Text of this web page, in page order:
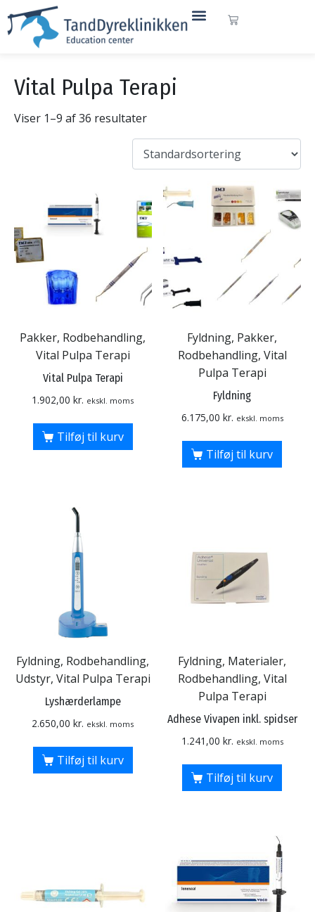
Vital Pulpa Terapi
Viser 1–9 af 36 resultater
Pakker, Rodbehandling,
Vital Pulpa Terapi
Vital Pulpa Terapi
1.902,00kr. ekskl. moms
Tilføj til kurv
Fyldning, Pakker,
Rodbehandling, Vital
Pulpa Terapi
Fyldning
6.175,00 kr. ekskl. moms
Tilføj til kurv
Fyldning, Rodbehandling,
Udstyr, Vital Pulpa Terapi
Lyshærderlampe
2.650,00kr. ekskl. moms
Tilføj til kurv
Fyldning, Materialer,
Rodbehandling, Vital
Pulpa Terapi
Adhese Vivapen inkl. spidser
1.241,00 kr. ekskl. moms
Tilføj til kurv